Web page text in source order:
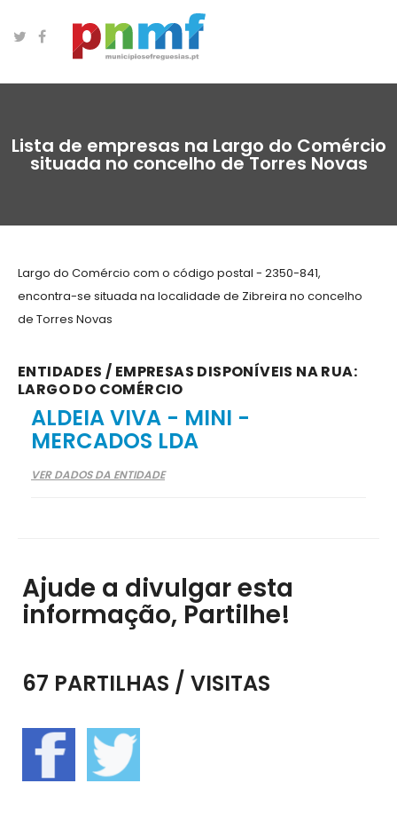
Lista de empresas na Largo do Comércio
situada no concelho de Torres Novas
Largo do Comércio com o código postal - 2350-841,
encontra-se situada na localidade de Zibreira no concelho
de Torres Novas
ENTIDADES / EMPRESAS DISPONÍVEIS NA RUA:
LARGO DO COMÉRCIO
ALDEIA VIVA - MINI -
MERCADOS LDA
VER DADOS DA ENTIDADE
Ajude a divulgar esta
informação, Partilhe!
67 PARTILHAS / VISITAS